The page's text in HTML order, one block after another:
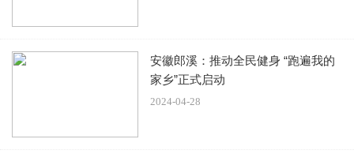
安徽郎溪：推动全民健身 “跑遍我的
家乡”正式启动
2024-04-28